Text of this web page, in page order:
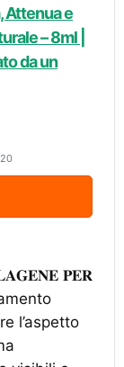
Attenua e
– 8ml |
da un
𝐏𝐄𝐑
l’aspetto